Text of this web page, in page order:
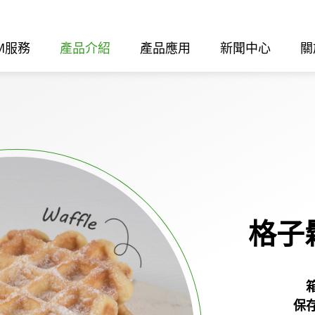
服務 產品介紹 產品應用 新聞中心
格子
保